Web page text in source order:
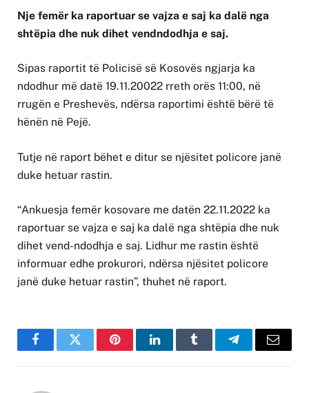
Nje femër ka raportuar se vajza e saj ka dalë nga
shtëpia dhe nuk dihet vendndodhja e saj.
Sipas raportit të Policisë së Kosovës ngjarja ka
ndodhur më datë 19.11.20022 rreth orës 11:00, në
rrugën e Preshevës, ndërsa raportimi është bërë të
hënën në Pejë.
Tutje në raport bëhet e ditur se njësitet policore janë
duke hetuar rastin.
“Ankuesja femër kosovare me datën 22.11.2022 ka
raportuar se vajza e saj ka dalë nga shtëpia dhe nuk
dihet vend-ndodhja e saj. Lidhur me rastin është
informuar edhe prokurori, ndërsa njësitet policore
janë duke hetuar rastin”, thuhet në raport.
FacebookTwitter PinterestLinkedInTumblr TelegramEmail